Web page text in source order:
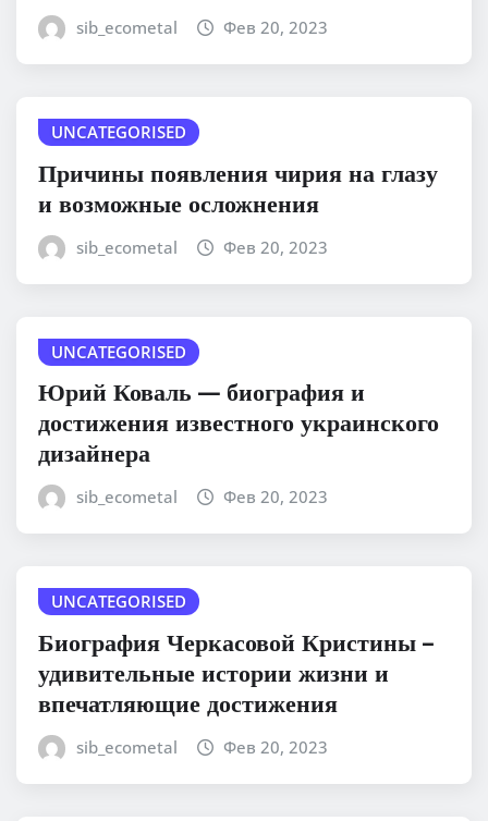
sib_ecometal Фев 20, 2023
UNCATEGORISED
Причины появления чирия на глазу
и возможные осложнения
sib_ecometal Фев 20, 2023
UNCATEGORISED
Юрий Коваль — биография и
достижения известного украинского
дизайнера
sib_ecometal Фев 20, 2023
UNCATEGORISED
Биография Черкасовой Кристины –
удивительные истории жизни и
впечатляющие достижения
sib_ecometal Фев 20, 2023